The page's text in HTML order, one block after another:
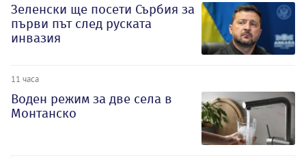
Зеленски ще посети Сърбия за
първи път след руската
инвазия
11 часа
Воден режим за две села в
Монтанско